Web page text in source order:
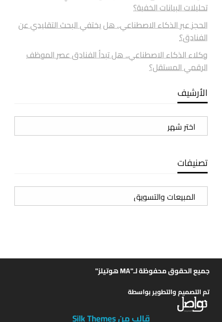
تحليلات البيانات الخفية؟
الحجز عبر الذكاء الاصطناعي.. هل يختفي البحث التقليدي عن
الفنادق؟
وكلاء الذكاء الاصطناعي.. هل تبدأ الفنادق عصر الموظف
الرقمي المستقل؟
الأرشيف
الأرشيف
تصنيفات
تصنيفات
جميع الحقوق محفوظة لـ"MA هوتيلز"
تم التصميم والتطوير بواسطة
قالب من Silk Themes